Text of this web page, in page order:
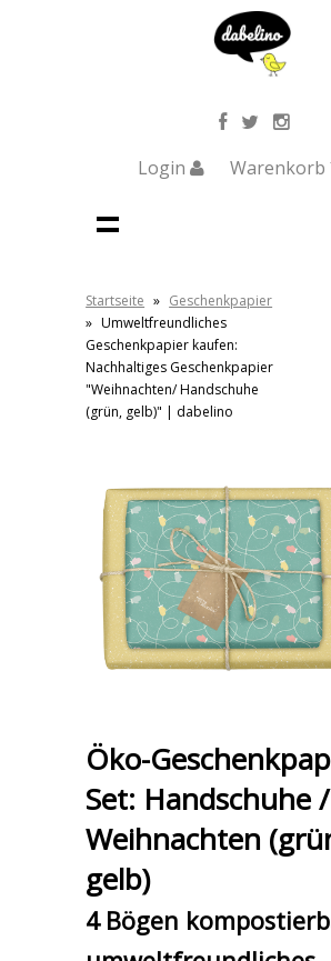
Login Warenkorb
Startseite » Geschenkpapier
» Umweltfreundliches
Geschenkpapier kaufen:
Nachhaltiges Geschenkpapier
"Weihnachten/ Handschuhe
(grün, gelb)" | dabelino
Öko-
Set: Handschuhe /
Weihnachten
gelb)
4 Bögen